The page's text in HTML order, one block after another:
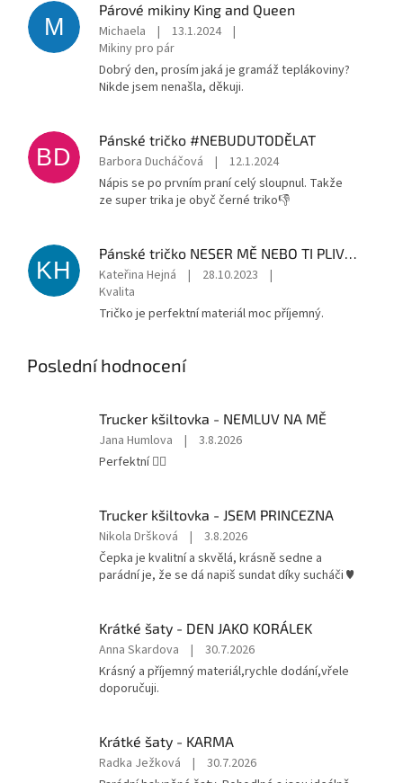
M
Párové mikiny King and Queen
Michaela | 13.1.2024
|
Mikiny pro pár
Dobrý den, prosím jaká je gramáž teplákoviny?
Nikde jsem nenašla, děkuji.
BD
Pánské tričko #NEBUDUTODĚLAT
Barbora Ducháčová |
12.1.2024
Nápis se po prvním praní celý sloupnul. Takže
ze super trika je obyč černé triko👎
KH
Pánské tričko NESER MĚ NEBO TI PLIVNU DO JÍDLA
Kateřina Hejná | 28.10.2023
|
Kvalita
Tričko je perfektní materiál moc příjemný.
Poslední hodnocení
Trucker kšiltovka - NEMLUV NA MĚ
Hodnocení
produktu
z
5
hvězdiček.
Jana Humlova |
3.8.2026
Perfektní 👌🏻
Trucker kšiltovka - JSEM PRINCEZNA
Hodnocení
produktu
je
5
5
hvězdiček.
Nikola Dršková |
3.8.2026
Čepka je kvalitní a skvělá, krásně sedne a
parádní je, že se dá napiš sundat díky sucháči ♥️
Krátké šaty - DEN JAKO KORÁLEK
Hodnocení
produktu
je
5
hvězdiček.
Anna Skardova |
30.7.2026
Krásný a příjemný materiál,rychle dodání,vřele
doporučuji.
Krátké šaty - KARMA
Hodnocení
produktu
Radka Ježková |
30.7.2026